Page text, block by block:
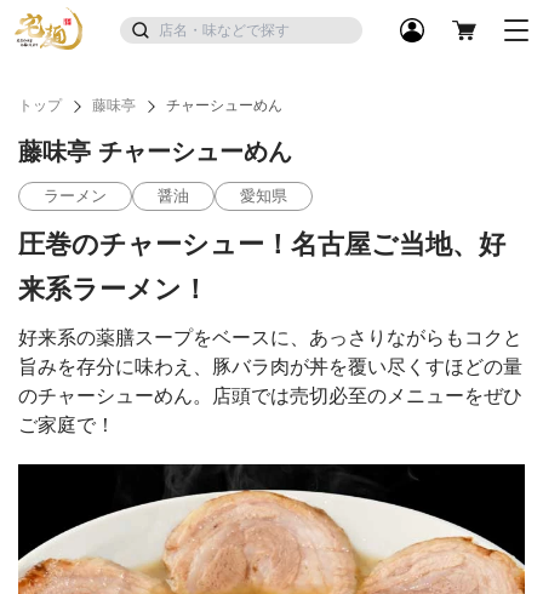
トップ 藤味亭 チャーシューめん
藤味亭 チャーシューめん
ラーメン 醤油 愛知県
圧巻のチャーシュー！名古屋ご当地、好
来系ラーメン！
好来系の薬膳スープをベースに、あっさりながらもコクと
旨みを存分に味わえ、豚バラ肉が丼を覆い尽くすほどの量
のチャーシューめん。店頭では売切必至のメニューをぜひ
ご家庭で！